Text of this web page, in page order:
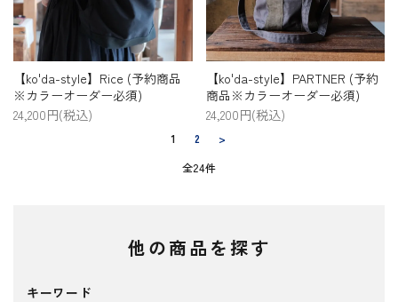
【ko'da-style】Rice (予約商品
※カラーオーダー必須)
24,200円(税込)
【ko'da-style】PARTNER (予約
商品※カラーオーダー必須)
24,200円(税込)
1 2
>
全24件
他の商品を探す
キーワード